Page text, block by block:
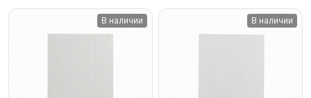
В наличии В наличии